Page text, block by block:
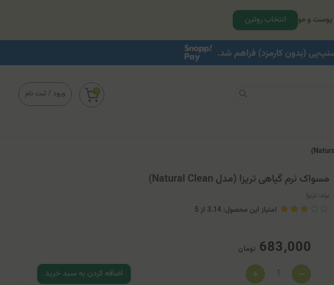
و مو انتخاب روتین
ورود / ثبت نام 0
مسواک نرم گیاهی تریزا (مدل Natural Clean)
برند: تریزا
امتیاز این محصول: 3.14 از 5
683,000 تومان
اضافه کردن به سبد خرید